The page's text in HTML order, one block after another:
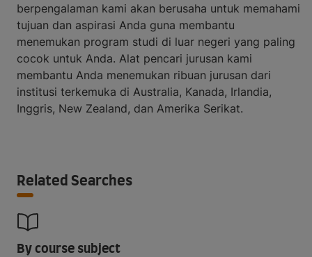
berpengalaman kami akan berusaha untuk memahami
tujuan dan aspirasi Anda guna membantu
menemukan program studi di luar negeri yang paling
cocok untuk Anda. Alat pencari jurusan kami
membantu Anda menemukan ribuan jurusan dari
institusi terkemuka di Australia, Kanada, Irlandia,
Inggris, New Zealand, dan Amerika Serikat.
Related Searches
By course subject